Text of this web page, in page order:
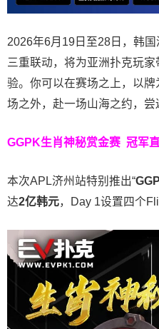
2026年6月19日至28日，韩
三重联动，将为亚洲扑克玩
验。 你可以在赛场之上，以
场之外，赴一场山海之约，尝
GGPK生肖神秘赏金赛 冠军
本次APL济州站特别推出“
达2亿韩元，Day 1设置四个